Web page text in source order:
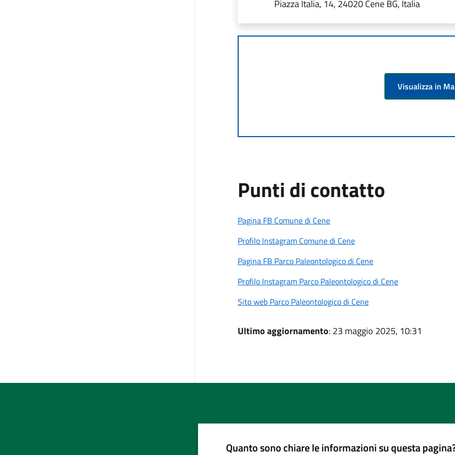
Piazza Italia, 14, 24020 Cene BG, Italia
Visualizza in
Punti di contatto
Pagina FB Comune di Cene
Profilo Instagram Comune di Cene
Pagina FB Parco Paleontologico di Cene
Profilo Instagram Parco Paleontologico di Cene
Sito web Parco Paleontologico di Cene
Ultimo aggiornamento: 23 maggio 2025, 10:31
Quanto sono chiare le informazioni su questa